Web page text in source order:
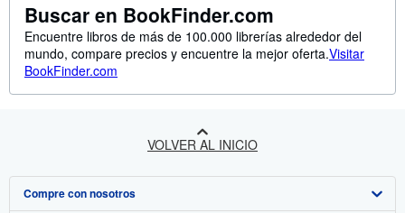
Buscar en BookFinder.com
Encuentre libros de más de 100.000 librerías alrededor del
mundo, compare precios y encuentre la mejor oferta.Visitar
BookFinder.com
VOLVER AL INICIO
Compre con nosotros